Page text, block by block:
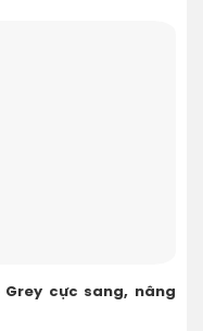
Grey cực sang, nâng